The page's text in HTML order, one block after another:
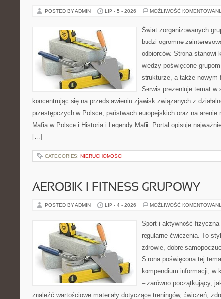
POSTED BY ADMIN LIP - 5 - 2026 MOŻLIWOŚĆ
Świat zorganizowanych
budzi ogromne
odbiorców. Strona stanowi
wiedzy poświęcone
strukturze, a także nowym
Serwis prezentuje temat w
koncentrując się na przedstawieniu zjawisk związanych z
przestępczych w Polsce, państwach europejskich oraz na arenie
Mafia w Polsce i Historia i Legendy Mafii. Portal opisuje
[…]
CATEGORIES: NIERUCHOMOŚCI
AEROBIK I FITNESS GRUPOWY
POSTED BY ADMIN LIP - 4 - 2026 MOŻLIWOŚĆ
Sport i aktywność
regularne ćwiczenia. To
zdrowie, dobre
Strona poświęcona tej
kompendium informacji, w
– zarówno początkujący,
znaleźć wartościowe materiały dotyczące treningów, ćwiczeń,